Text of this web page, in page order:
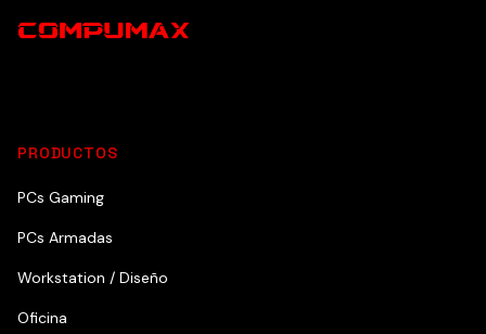
PRODUCTOS
PCs Gaming
PCs Armadas
Workstation / Diseño
Oficina